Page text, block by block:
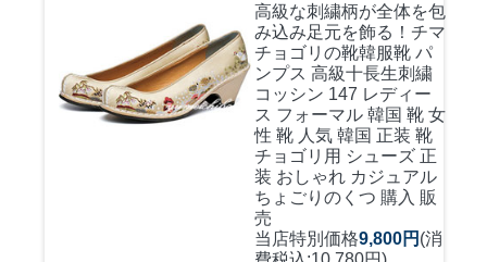
高級な刺繍柄が全体を包
み込み足元を飾る！ チマ
チョゴリの靴韓服靴 パ
ンプス 高級十長生刺繍
コッシン 147 レディー
ス フォーマル 韓国 靴 女
性 靴 人気 韓国 正装 靴
チョゴリ用 シューズ 正
装 おしゃれ カジュアル
ちょごりのくつ 購入 販
売
当店特別価格9,800円 (消